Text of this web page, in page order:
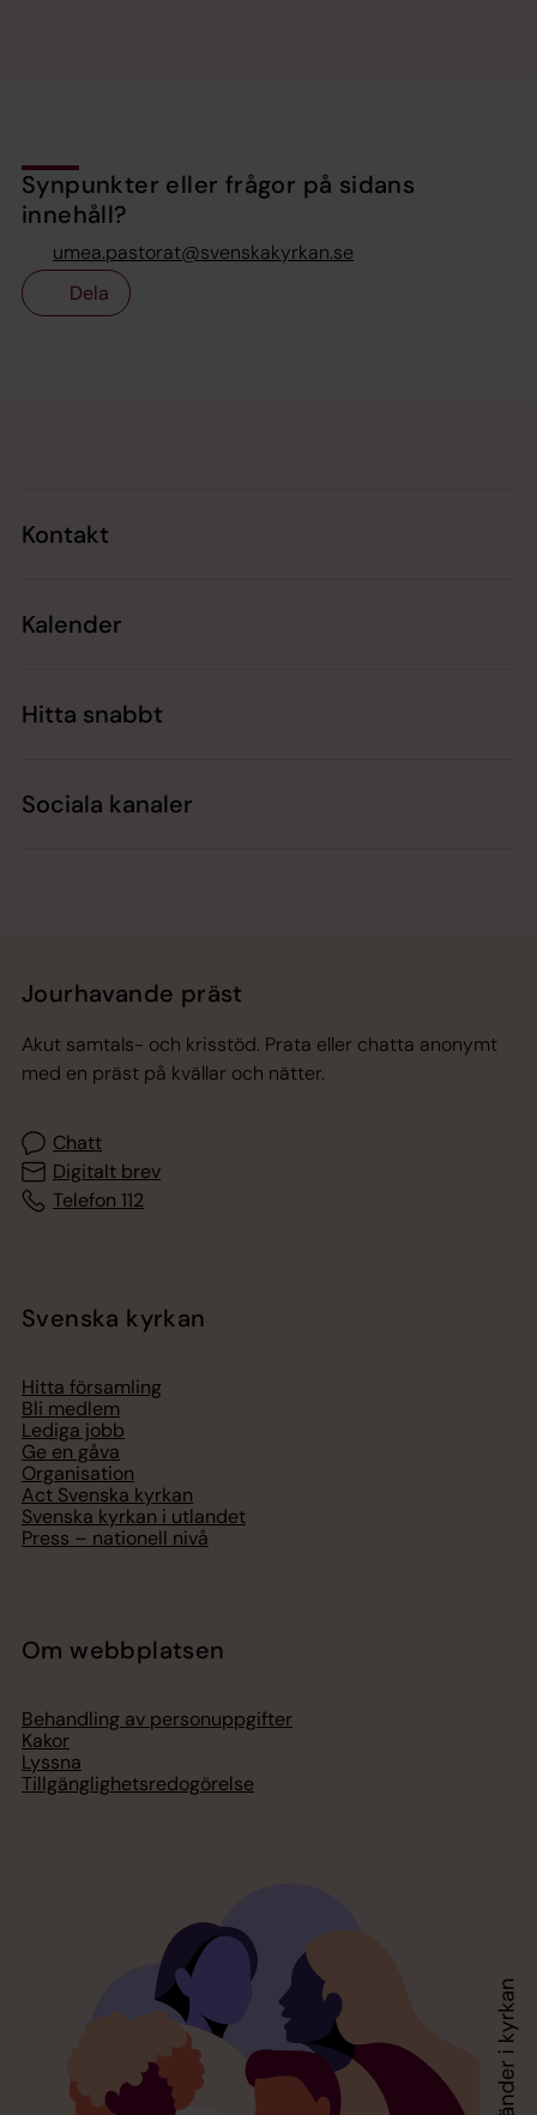
Synpunkter eller frågor på sidans
innehåll?
umea.pastorat@svenskakyrkan.se
Dela
Kontakt
Kalender
Hitta snabbt
Sociala kanaler
Jourhavande präst
Akut samtals- och krisstöd. Prata eller chatta anonymt
med en präst på kvällar och nätter.
Chatt
Digitalt brev
Telefon 112
Svenska kyrkan
Hitta församling
Bli medlem
Lediga jobb
Ge en gåva
Organisation
Act Svenska kyrkan
Svenska kyrkan i utlandet
Press – nationell nivå
Om webbplatsen
Behandling av personuppgifter
Kakor
Lyssna
Tillgänglighetsredogörelse